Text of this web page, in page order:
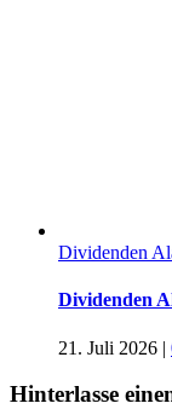
Dividenden
Dividenden
21. Juli 2026 |
Hinterlasse